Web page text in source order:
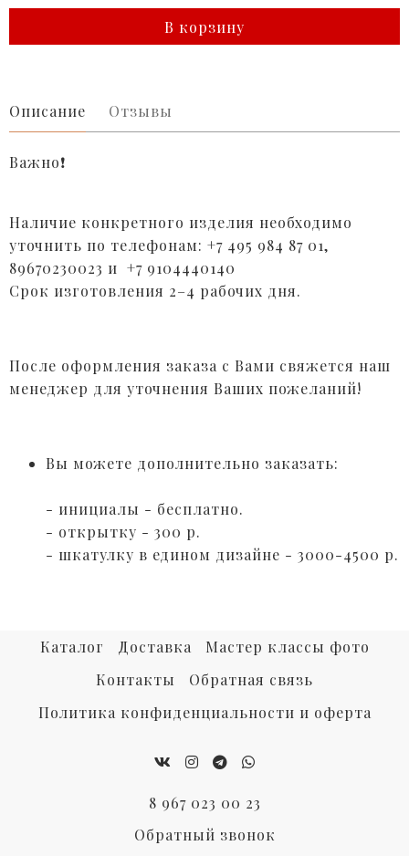
В корзину
Описание Отзывы
Важно❗️
Наличие конкретного изделия необходимо
уточнить по телефонам: +7 495 984 87 01,
89670230023 и +7 9104440140
Срок изготовления 2–4 рабочих дня.
После оформления заказа с Вами свяжется наш
менеджер для уточнения Ваших пожеланий!
Вы можете дополнительно заказать:⠀
- инициалы - бесплатно.⠀
- открытку - 300 р. ⠀
- шкатулку в едином дизайне - 3000-4500 р.
Каталог Доставка
Мастер классы фото
Контакты
Обратная связь
Политика конфиденциальности и оферта
8 967 023 00 23
Обратный звонок